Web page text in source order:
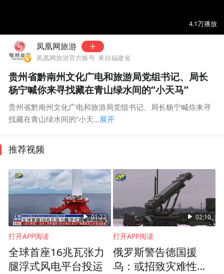
03:09
4.1万播放
凤凰网旅游
凤凰网旅游官方账号 来自福建省
贵州省黔南州文化广电和旅游局党组书记、局长
杨宁喊你来寻找藏在青山绿水间的“小天马”
贵州省黔南州文化广电和旅游局党组书记、局长杨宁喊你来寻
找藏在青山绿水间的“小天...展开
推荐视频
01:22
打开APP阅读
全球首座16兆瓦张力
腿浮式风电平台投运
02:10
打开APP阅读
俄罗斯警告德国援
乌：或招致灾难性后